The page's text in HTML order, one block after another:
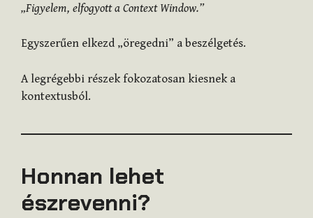
„Figyelem, elfogyott a Context Window.”
Egyszerűen elkezd „öregedni” a beszélgetés.
A legrégebbi részek fokozatosan kiesnek a
kontextusból.
Honnan lehet
észrevenni?